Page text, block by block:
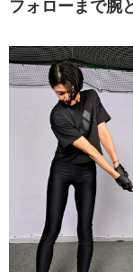
フォローまで腕